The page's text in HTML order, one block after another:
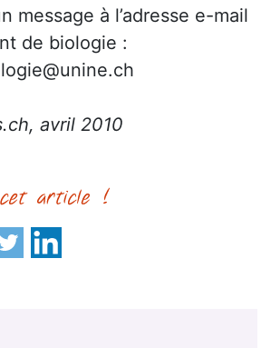
message à l’adresse e-mail
de biologie :
avril 2010